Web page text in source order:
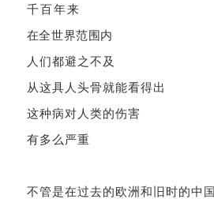
千百年来
在全世界范围内
人们都避之不及
从这具人头骨就能看得出
这种病对人类的伤害
有多么严重
不管是在过去的欧洲和旧时的中国